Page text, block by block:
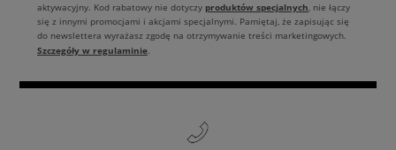
aktywacyjny. Kod rabatowy nie dotyczy produktów specjalnych, nie łączy
się z innymi promocjami i akcjami specjalnymi. Pamiętaj, że zapisując się
do newslettera wyrażasz zgodę na otrzymywanie treści marketingowych.
Szczegóły w regulaminie.